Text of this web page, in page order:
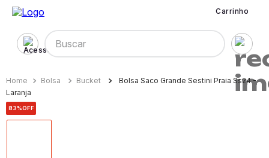
Carrinho
Buscar
Bolsa Bucket
Bolsa Saco Grande Sestini Praia Ss24 -
Laranja
83%OFF